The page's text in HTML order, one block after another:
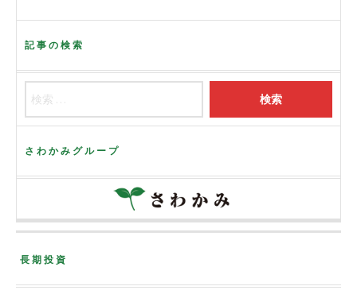
記事の検索
さわかみグループ
長期投資